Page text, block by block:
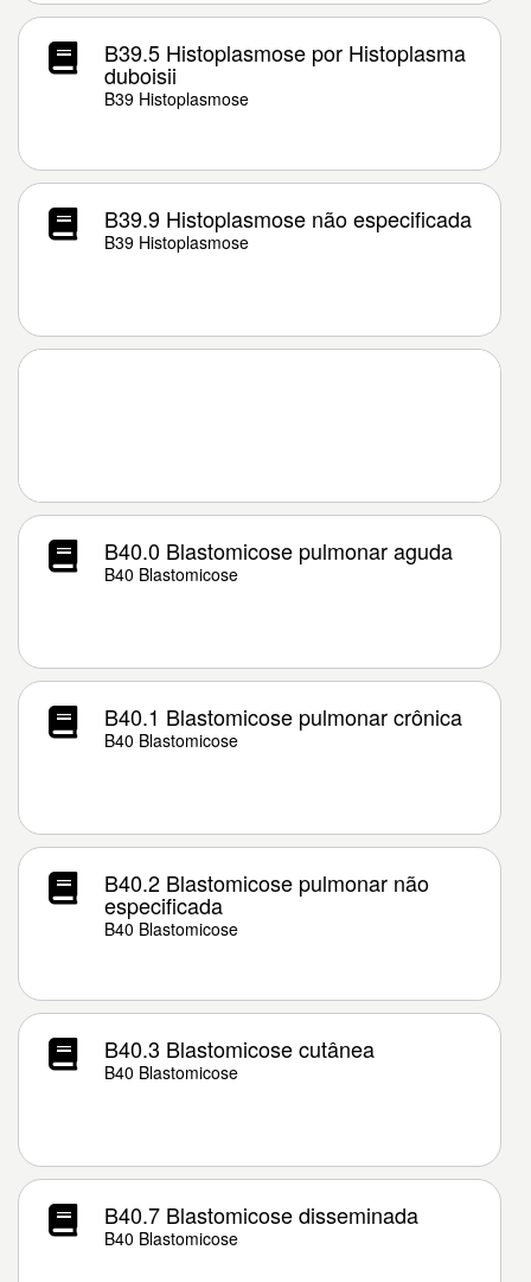
B39.5 Histoplasmose por Histoplasma
duboisii
B39 Histoplasmose
B39.9 Histoplasmose não especificada
B39 Histoplasmose
B40.0 Blastomicose pulmonar aguda
B40 Blastomicose
B40.1 Blastomicose pulmonar crônica
B40 Blastomicose
B40.2 Blastomicose pulmonar não
especificada
B40 Blastomicose
B40.3 Blastomicose cutânea
B40 Blastomicose
B40.7 Blastomicose disseminada
B40 Blastomicose